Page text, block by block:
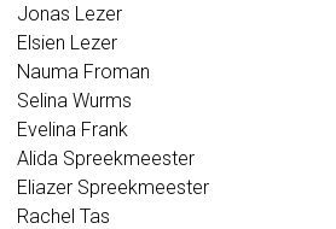
Jonas Lezer
Elsien Lezer
Nauma Froman
Selina Wurms
Evelina Frank
Alida Spreekmeester
Eliazer Spreekmeester
Rachel Tas